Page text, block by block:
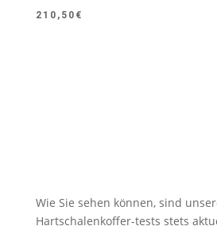
210,50 €
Wie Sie sehen können, sind
Hartschalenkoffer-tests stets